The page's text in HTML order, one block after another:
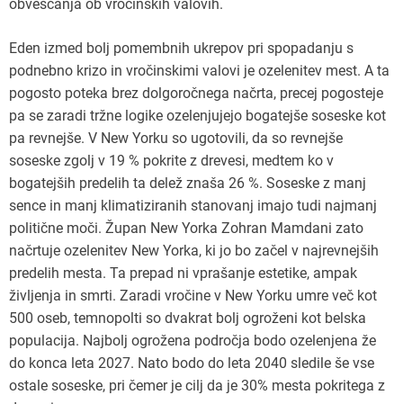
obveščanja ob vročinskih valovih.
Eden izmed bolj pomembnih ukrepov pri spopadanju s
podnebno krizo in vročinskimi valovi je ozelenitev mest. A ta
pogosto poteka brez dolgoročnega načrta, precej pogosteje
pa se zaradi tržne logike ozelenjujejo bogatejše soseske kot
pa revnejše. V New Yorku so ugotovili, da so revnejše
soseske zgolj v 19 % pokrite z drevesi, medtem ko v
bogatejših predelih ta delež znaša 26 %. Soseske z manj
sence in manj klimatiziranih stanovanj imajo tudi najmanj
politične moči. Župan New Yorka Zohran Mamdani zato
načrtuje ozelenitev New Yorka, ki jo bo začel v najrevnejših
predelih mesta. Ta prepad ni vprašanje estetike, ampak
življenja in smrti. Zaradi vročine v New Yorku umre več kot
500 oseb, temnopolti so dvakrat bolj ogroženi kot belska
populacija. Najbolj ogrožena področja bodo ozelenjena že
do konca leta 2027. Nato bodo do leta 2040 sledile še vse
ostale soseske, pri čemer je cilj da je 30% mesta pokritega z